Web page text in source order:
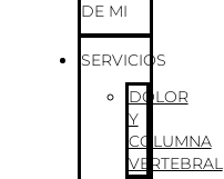
DE MI
SERVICIOS
DOLOR
Y
COLUMNA
VERTEBRAL